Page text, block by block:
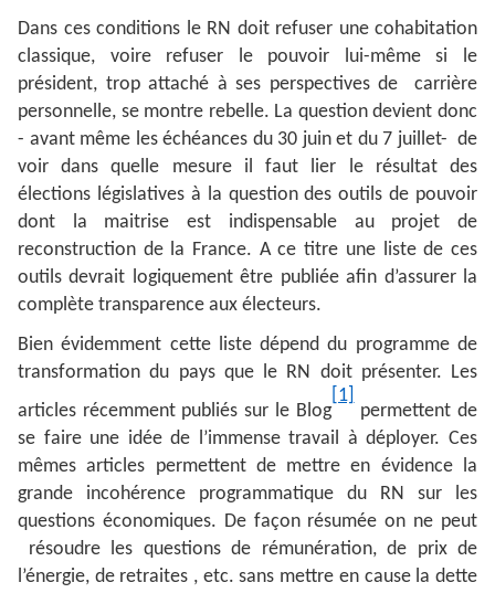
Dans ces conditions le RN doit refuser une cohabitation
classique, voire refuser le pouvoir lui-même si le
président, trop attaché à ses perspectives de carrière
personnelle, se montre rebelle. La question devient donc
- avant même les échéances du 30 juin et du 7 juillet- de
voir dans quelle mesure il faut lier le résultat des
élections législatives à la question des outils de pouvoir
dont la maitrise est indispensable au projet de
reconstruction de la France. A ce titre une liste de ces
outils devrait logiquement être publiée afin d’assurer la
complète transparence aux électeurs.
Bien évidemment cette liste dépend du programme de
transformation du pays que le RN doit présenter. Les
articles récemment publiés sur le Blog
[1]
permettent de
se faire une idée de l’immense travail à déployer. Ces
mêmes articles permettent de mettre en évidence la
grande incohérence programmatique du RN sur les
questions économiques. De façon résumée on ne peut
résoudre les questions de rémunération, de prix de
l’énergie, de retraites , etc. sans mettre en cause la dette